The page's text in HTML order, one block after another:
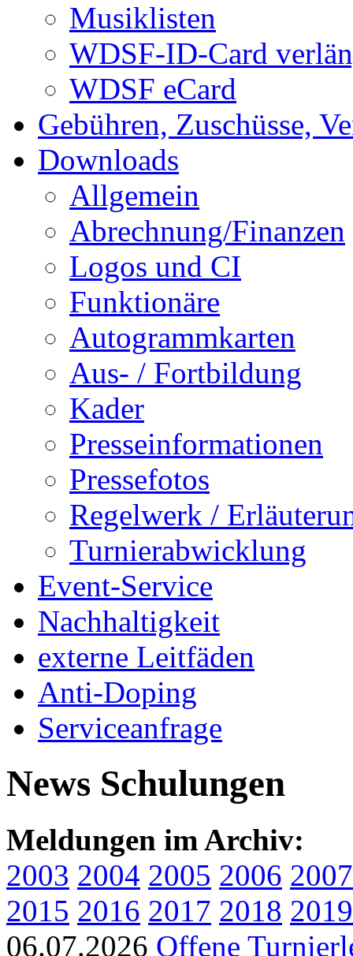
Musiklisten
WDSF-ID-Card
WDSF eCard
Gebühren, Zuschüsse,
Downloads
Allgemein
Abrechnung/Finanzen
Logos und CI
Funktionäre
Autogrammkarten
Aus- / Fortbildung
Kader
Presseinformationen
Pressefotos
Regelwerk /
Turnierabwicklung
Event-Service
Nachhaltigkeit
externe Leitfäden
Anti-Doping
Serviceanfrage
News Schulungen
Meldungen im Archiv:
2003 2004 2005 2006 2007
2015 2016 2017 2018 2019
06.07.2026 Offene